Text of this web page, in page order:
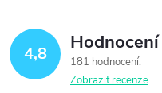
4,8
181 hodnocení
Zobrazit recenze